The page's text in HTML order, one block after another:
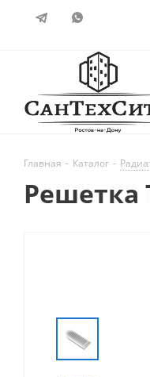
Главная - Каталог -
Решетка